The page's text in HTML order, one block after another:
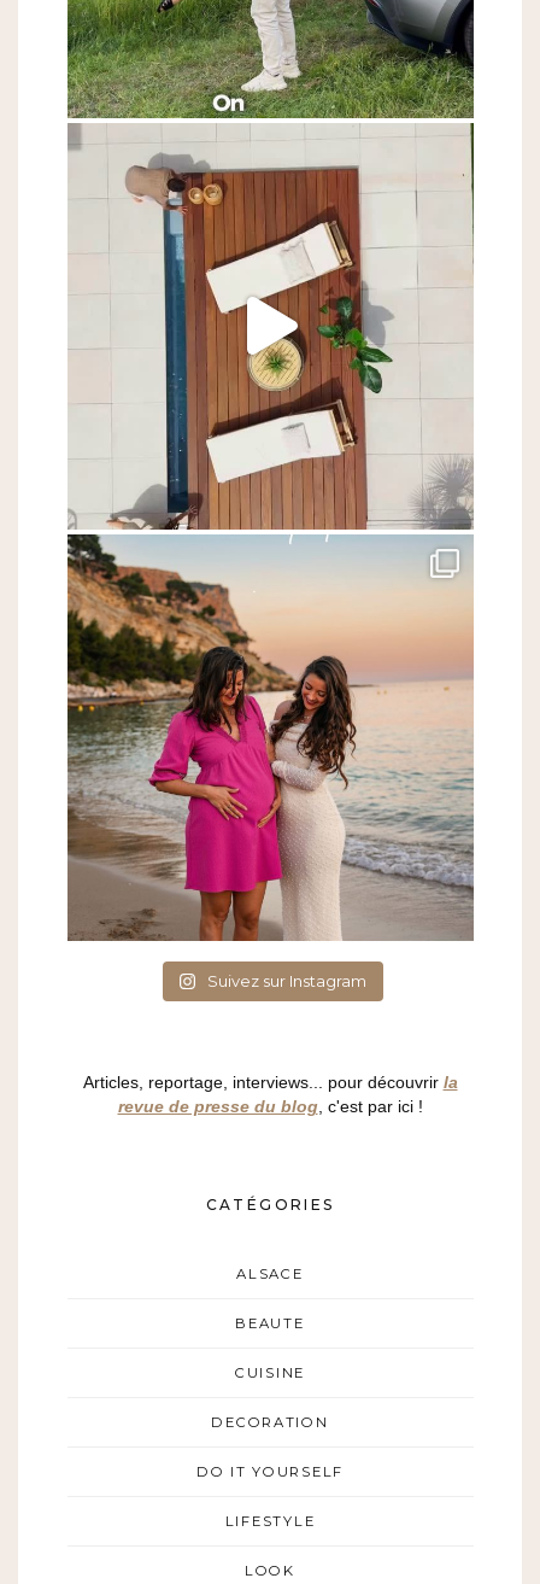
Suivez sur Instagram
Articles, reportage, interviews... pour découvrir la
revue de presse du blog, c'est par ici !
CATÉGORIES
ALSACE
BEAUTE
CUISINE
DECORATION
DO IT YOURSELF
LIFESTYLE
LOOK